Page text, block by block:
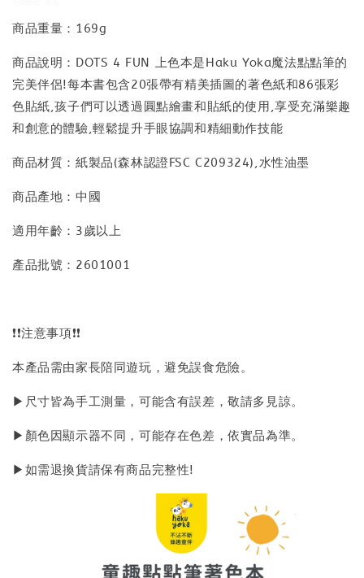
商品重量：169g
商品說明：DOTS 4 FUN 上色本是Haku Yoka魔法點點筆的
完美伴侶!每本書包含20張帶有精美插圖的著色紙和86張彩
色貼紙,孩子們可以透過圓點繪畫和貼紙的使用,享受充滿樂趣
和創意的體驗,輕鬆提升手眼協調和精細動作技能
商品材質：紙製品(森林認證FSC C209324),水性油墨
商品產地：中國
適用年齡：3歲以上
產品批號：2601001
❗❗注意事項❗❗
本產品需由家長陪同遊玩，避免誤食危險。
▶尺寸皆為手工測量，可能含有誤差，敬請多見諒。
▶顏色因顯示器不同，可能存在色差，依實品為準。
▶如需退換貨請保有商品完整性!